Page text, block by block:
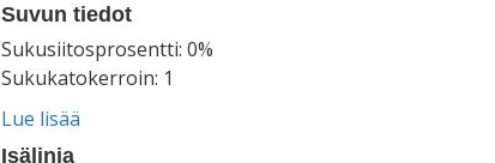
Suvun tiedot
Sukusiitosprosentti: 0%
Sukukatokerroin: 1
Lue lisää
Isälinja